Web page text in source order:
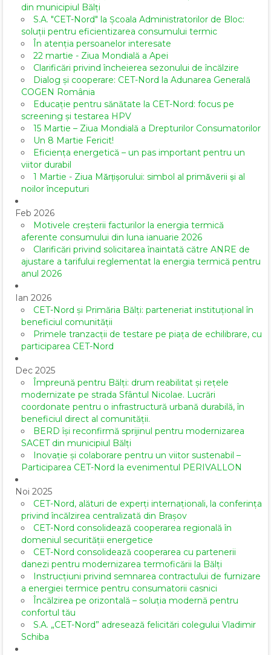
din municipiul Bălți
S.A. "CET-Nord" la Școala Administratorilor de Bloc:
soluții pentru eficientizarea consumului termic
În atenția persoanelor interesate
22 martie - Ziua Mondială a Apei
Clarificări privind încheierea sezonului de încălzire
Dialog și cooperare: CET-Nord la Adunarea Generală
COGEN România
Educație pentru sănătate la CET-Nord: focus pe
screening și testarea HPV
15 Martie – Ziua Mondială a Drepturilor Consumatorilor
Un 8 Martie Fericit!
Eficiența energetică – un pas important pentru un
viitor durabil
1 Martie - Ziua Mărțișorului: simbol al primăverii și al
noilor începuturi
Feb 2026
Motivele creșterii facturilor la energia termică
aferente consumului din luna ianuarie 2026
Clarificări privind solicitarea înaintată către ANRE de
ajustare a tarifului reglementat la energia termică pentru
anul 2026
Ian 2026
CET-Nord și Primăria Bălți: parteneriat instituțional în
beneficiul comunității
Primele tranzacții de testare pe piața de echilibrare, cu
participarea CET-Nord
Dec 2025
Împreună pentru Bălți: drum reabilitat și rețele
modernizate pe strada Sfântul Nicolae. Lucrări
coordonate pentru o infrastructură urbană durabilă, în
beneficiul direct al comunității.
BERD își reconfirmă sprijinul pentru modernizarea
SACET din municipiul Bălți
Inovație și colaborare pentru un viitor sustenabil –
Participarea CET-Nord la evenimentul PERIVALLON
Noi 2025
CET-Nord, alături de experți internaționali, la conferința
privind încălzirea centralizată din Brașov
CET-Nord consolidează cooperarea regională în
domeniul securității energetice
CET-Nord consolidează cooperarea cu partenerii
danezi pentru modernizarea termoficării la Bălți
Instrucțiuni privind semnarea contractului de furnizare
a energiei termice pentru consumatorii casnici
Încălzirea pe orizontală – soluția modernă pentru
confortul tău
S.A. „CET-Nord” adresează felicitări colegului Vladimir
Schiba